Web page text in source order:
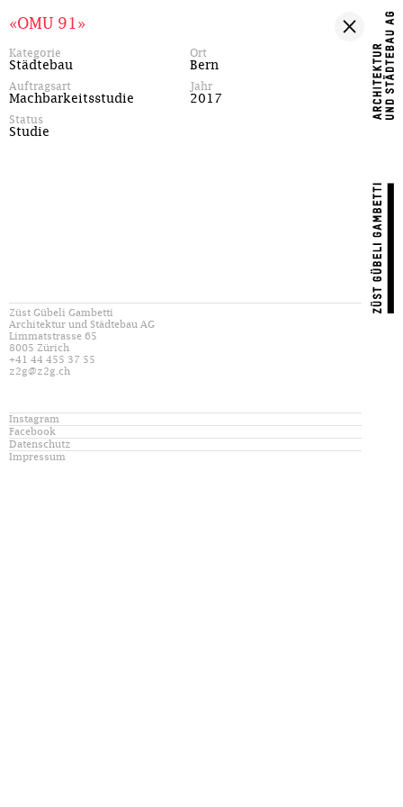
«OMU 91»
Kategorie
Städtebau
Ort
Bern
Auftragsart
Machbarkeitsstudie
Jahr
2017
Status
Studie
Züst Gübeli Gambetti
Architektur und Städtebau AG
Limmatstrasse 65
8005 Zürich
+41 44 455 37 55
z2g@z2g.ch
Instagram
Facebook
Datenschutz
Impressum